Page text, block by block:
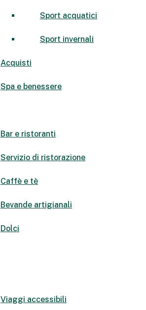
Sport acquatici
Sport invernali
Acquisti
Spa e benessere
Bar e ristoranti
Servizio di ristorazione
Caffè e tè
Bevande artigianali
Dolci
Viaggi accessibili